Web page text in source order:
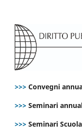
>>> Convegni
>>> Seminari
>>> Seminari Scuola